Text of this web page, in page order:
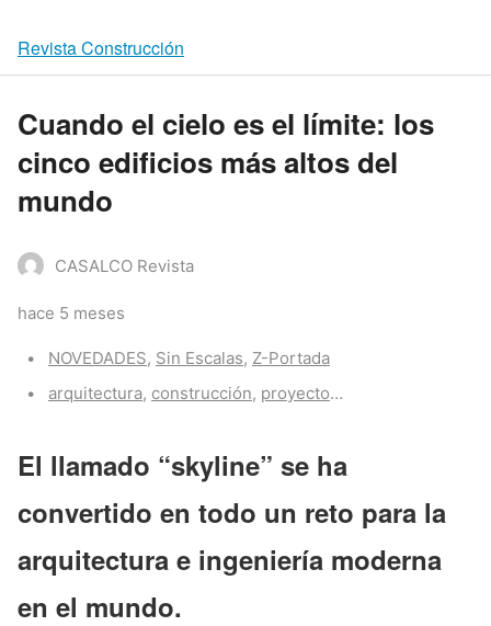
Revista Construcción
Cuando el cielo es el límite: los
cinco edificios más altos del
mundo
CASALCO Revista
hace 5 meses
Categories:
NOVEDADES, Sin Escalas, Z-Portada
Tags:
arquitectura, construcción, proyectos ,
El llamado “skyline” se ha
convertido en todo un reto para la
arquitectura e ingeniería moderna
en el mundo.